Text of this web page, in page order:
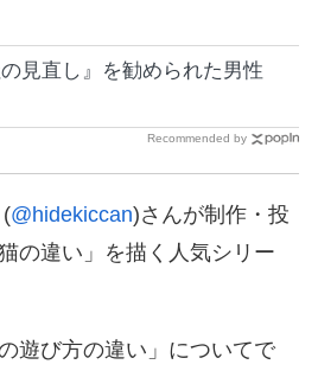
見直し』を勧められた男性
Recommended by
(@hidekiccan)さんが制作・投
の違い」を描く人気シリー
遊び方の違い」についてで